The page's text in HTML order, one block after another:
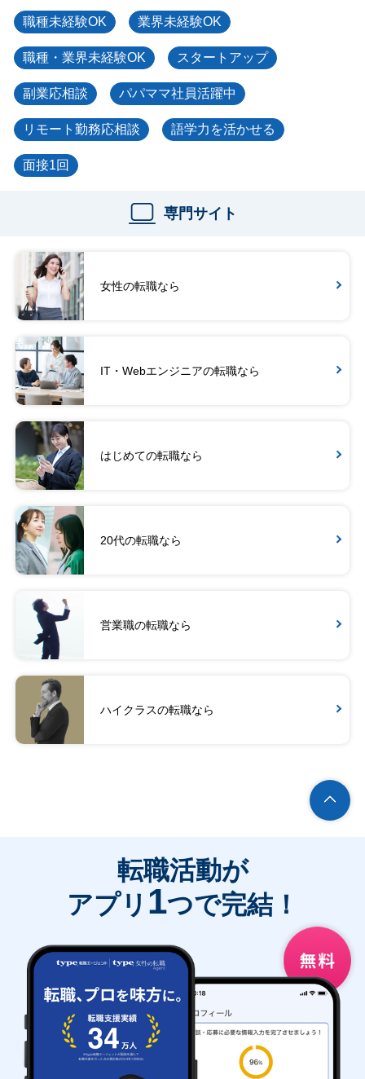
職種未経験OK 業界未経験OK
職種・業界未経験OK スタートアップ
副業応相談 パパママ社員活躍中
リモート勤務応相談 語学力を活かせる
面接1回
専門サイト
女性の転職なら
IT・Webエンジニアの転職なら
はじめての転職なら
20代の転職なら
営業職の転職なら
ハイクラスの転職なら
転職活動が
アプリ 1つで完結！